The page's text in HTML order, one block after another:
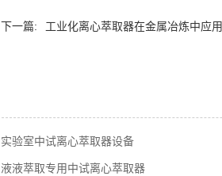
下一篇: 工业化离心萃取器在金属冶炼中应用
实验室中试离心萃取器设备
液液萃取专用中试离心萃取器